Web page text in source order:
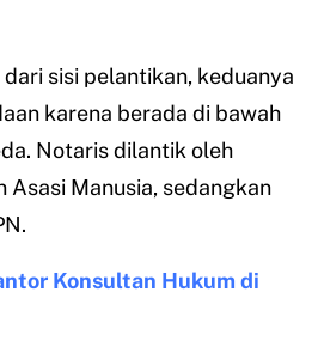
sisi pelantikan, keduanya
karena berada di bawah
Notaris dilantik oleh
Asasi Manusia, sedangkan
Konsultan Hukum di